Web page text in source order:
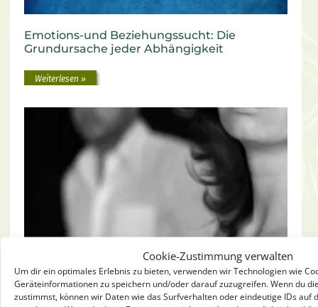
Cookie-Zustimmung verwalten
Um dir ein optimales Erlebnis zu bieten, verwenden wir Technologien wie
Geräteinformationen zu speichern und/oder darauf zuzugreifen. Wenn du
zustimmst, können wir Daten wie das Surfverhalten oder eindeutige IDs auf
Emotions-und Beziehungssucht: Die
Grundursache jeder Abhängigkeit
Weiterlesen »
Toxische Beziehung – Warum emotionaler
Schmerz bindet
Weiterlesen »